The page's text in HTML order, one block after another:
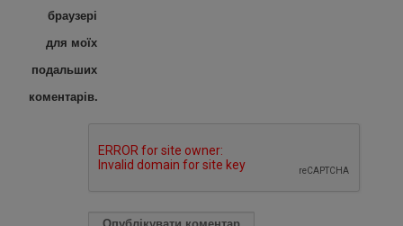
браузері
для моїх
подальших
коментарів.